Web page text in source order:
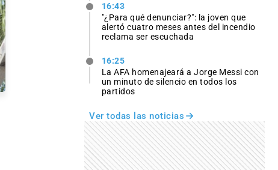
16:43
"¿Para qué denunciar?": la joven que
alertó cuatro meses antes del incendio
reclama ser escuchada
16:25
La AFA homenajeará a Jorge Messi con
un minuto de silencio en todos los
partidos
Ver todas las noticias